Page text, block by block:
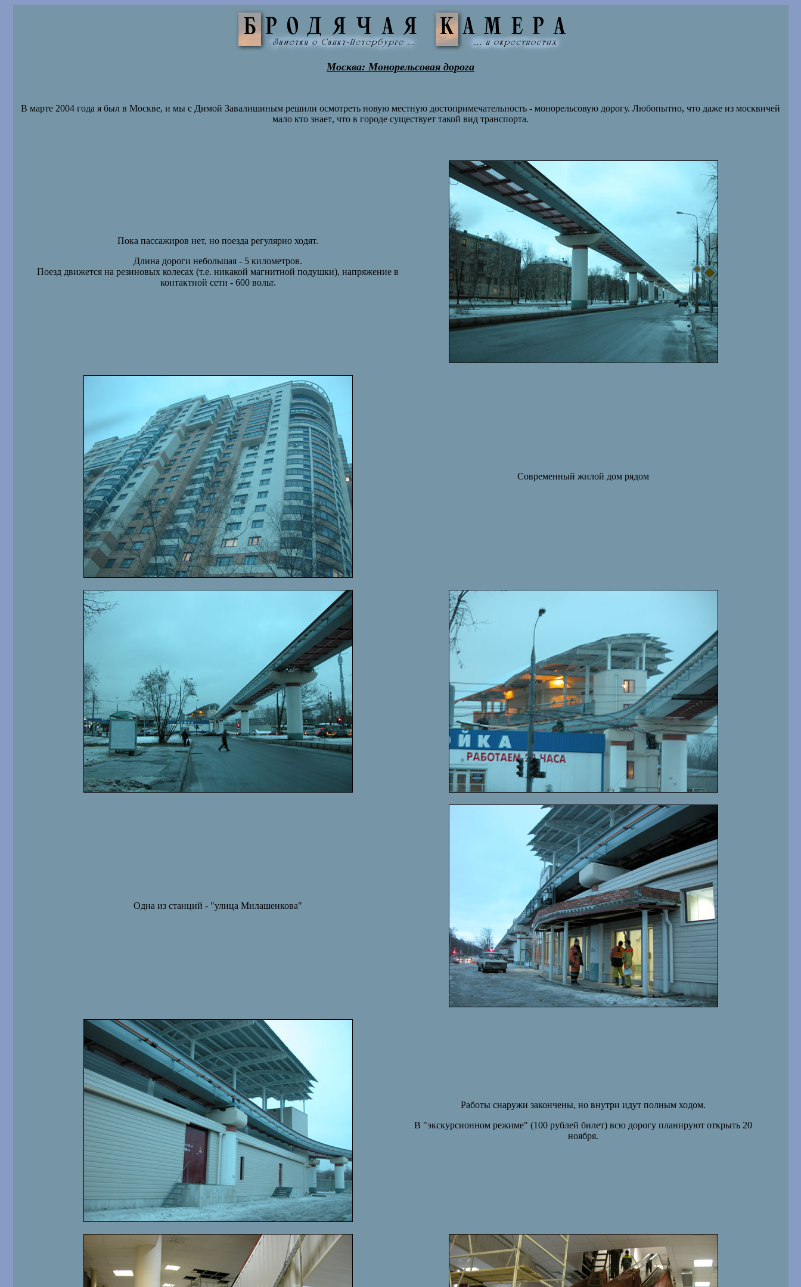
Москва: Монорельсовая дорога
В марте 2004 года я был в Москве, и мы с Димой Завалишиным решили осмотреть новую местную достопримечательность - монорельсовую дорогу. Любопытно, что даже из москвичей
мало кто знает, что в городе существует такой вид транспорта.
Пока пассажиров нет, но поезда регулярно ходят.
Длина дороги небольшая - 5 километров.
Поезд движется на резиновых колесах (т.е. никакой магнитной подушки), напряжение в
контактной сети - 600 вольт.
Современный жилой дом рядом
Одна из станций - "улица Милашенкова"
Работы снаружи закончены, но внутри идут полным ходом.
В "экскурсионном режиме" (100 рублей билет) всю дорогу планируют открыть 20
ноября.